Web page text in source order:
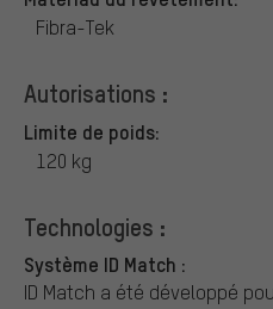
Fibra-Tek
Autorisations :
Limite de poids:
120 kg
Technologies :
Système ID Match :
ID Match a été développé